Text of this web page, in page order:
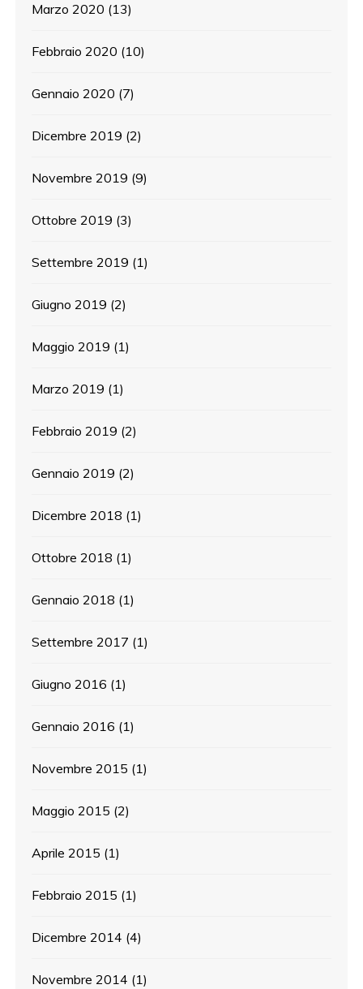
Marzo 2020 (13)
Febbraio 2020 (10)
Gennaio 2020 (7)
Dicembre 2019 (2)
Novembre 2019 (9)
Ottobre 2019 (3)
Settembre 2019 (1)
Giugno 2019 (2)
Maggio 2019 (1)
Marzo 2019 (1)
Febbraio 2019 (2)
Gennaio 2019 (2)
Dicembre 2018 (1)
Ottobre 2018 (1)
Gennaio 2018 (1)
Settembre 2017 (1)
Giugno 2016 (1)
Gennaio 2016 (1)
Novembre 2015 (1)
Maggio 2015 (2)
Aprile 2015 (1)
Febbraio 2015 (1)
Dicembre 2014 (4)
Novembre 2014 (1)